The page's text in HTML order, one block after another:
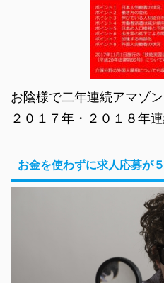
お陰様で二年連続アマゾ
２０１７年・２０１８年
お金を使わずに求人応募が